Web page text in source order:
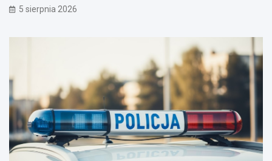
5 sierpnia 2026